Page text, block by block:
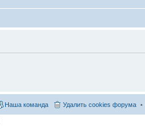
Удалить cookies форума
Наша команда